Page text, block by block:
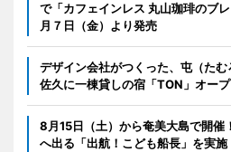
で「カフェインレス 丸山珈琲のブ
月７日（金）より発売
デザイン会社がつくった、屯（たむ
佐久に一棟貸しの宿「TON」オー
8月15日（土）から奄美大島で開催
へ出る「出航！こども船長」を実施